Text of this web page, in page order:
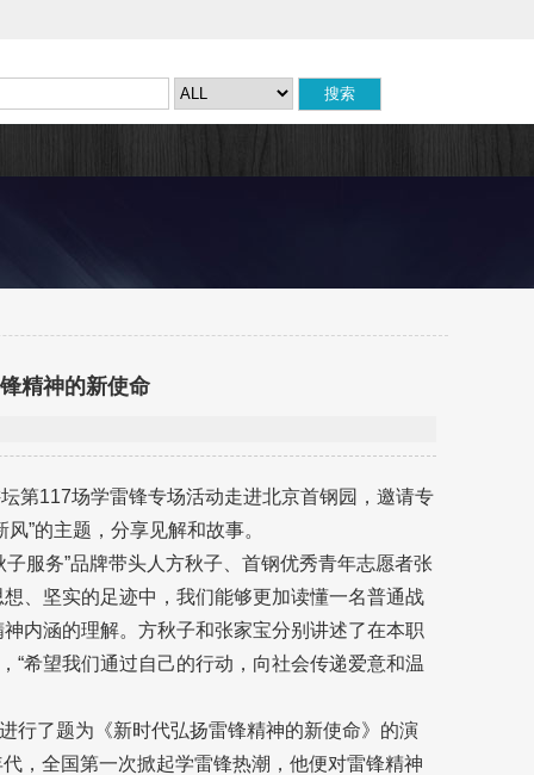
精神的新使命
第117场学雷锋专场活动走进北京首钢园，邀请专
”的主题，分享见解和故事。
服务”品牌带头人方秋子、首钢优秀青年志愿者张
、坚实的足迹中，我们能够更加读懂一名普通战
内涵的理解。方秋子和张家宝分别讲述了在本职
“希望我们通过自己的行动，向社会传递爱意和温
行了题为《新时代弘扬雷锋精神的新使命》的演
，全国第一次掀起学雷锋热潮，他便对雷锋精神